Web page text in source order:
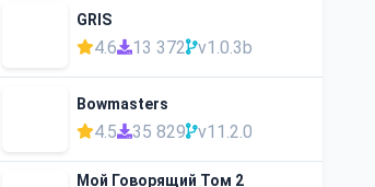
GRIS
4.6 13 372 v1.0.3b
Bowmasters
4.5 35 829 v11.2.0
Мой Говорящий Том 2